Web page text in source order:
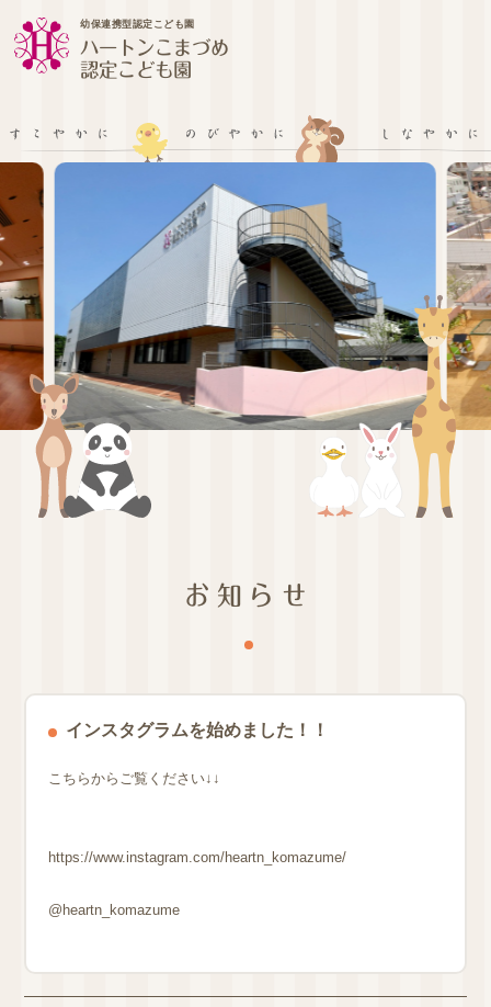
幼保連携型認定こども園
ハートンこまづめ
認定こども園
お知らせ
インスタグラムを始めました！！
こちらからご覧ください↓↓
https://www.instagram.com/heartn_komazume/
@heartn_komazume